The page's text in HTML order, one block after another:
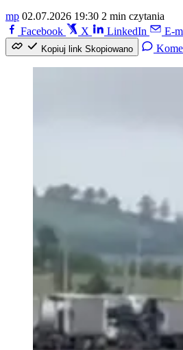
mp 02.07.2026 19:30 2 min czytania
Facebook
X LinkedIn E-
Kopiuj link Skopiowano